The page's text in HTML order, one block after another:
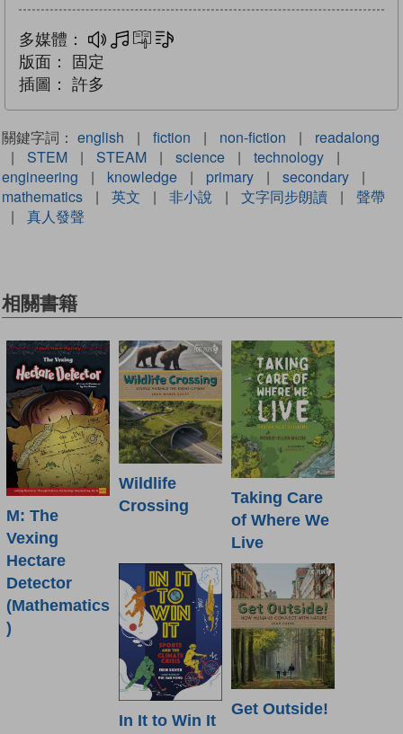
多媒體： 多媒體互動練習
版面：
固定
插圖：
許多
關鍵字詞： english | fiction | non-fiction |
readalong
|
STEM | STEAM | science | technology
|
engineering
| knowledge | primary | secondary
|
mathematics
| 英文 | 非小說 | 文字同步朗讀 |
聲帶
|
真人發聲
相關書籍
M: The
Vexing
Hectare
Detector
(Mathematics
)
Wildlife
Crossing
Taking Care
of Where We
Live
In It to Win It
Get Outside!